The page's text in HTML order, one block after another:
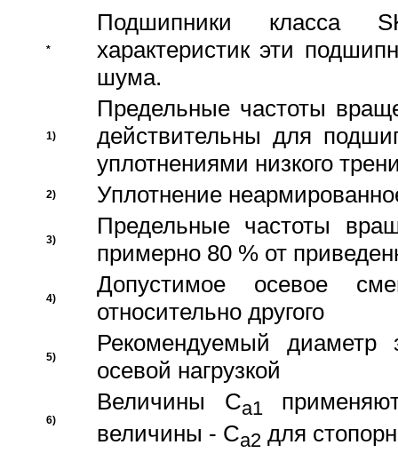
*
Подшипники класса
характеристик эти
шума.
1)
Предельные частоты
действительны для
уплотнениями низкого
2) Уплотнение
3)
Предельные частоты
примерно 80 % от
4)
Допустимое осевое
относительно другого
5)
Рекомендуемый диаметр
осевой нагрузкой
6)
Величины Ca1
величины - Ca2 для